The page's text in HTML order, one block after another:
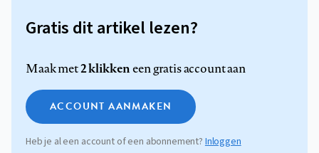
Gratis dit artikel lezen?
Maak met2 klikkeneen gratis account aan
ACCOUNT AANMAKEN
Heb je al een account of een abonnement? Inloggen